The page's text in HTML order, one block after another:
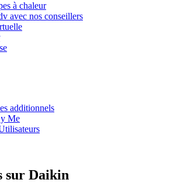
à chaleur
avec nos conseillers
additionnels
Me
sur Daikin